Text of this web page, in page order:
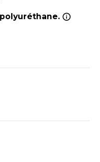
Boutique